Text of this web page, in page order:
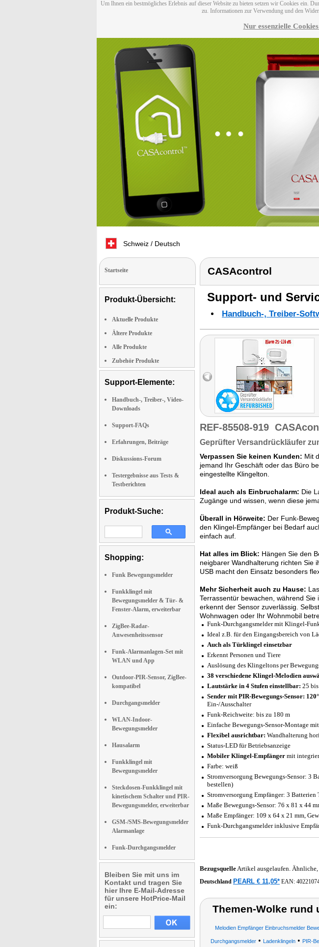
Um Ihnen ein bestmögliches Erlebnis auf dieser Website zu bieten setzen wir Cookies ein.
zu. Informationen zur Verwendung und den
Nur essenzielle
Schweiz / Deutsch
Startseite
Produkt-Übersicht:
Aktuelle Produkte
Ältere Produkte
Alle Produkte
Zubehör Produkte
Support-Elemente:
Handbuch-, Treiber-, Video-
Downloads
Support-FAQs
Erfahrungen, Beiträge
Diskussions-Forum
Testergebnisse aus Tests &
Testberichten
Produkt-Suche:
Shopping:
Funk Bewegungsmelder
Funkklingel mit
Bewegungsmelder & Tür- &
Fenster-Alarm, erweiterbar
ZigBee-Radar-
Anwesenheitssensor
Funk-Alarmanlagen-Set mit
WLAN und App
Outdoor-PIR-Sensor, ZigBee-
kompatibel
Durchgangsmelder
WLAN-Indoor-
Bewegungsmelder
Hausalarm
Funkklingel mit
Bewegungsmelder
Steckdosen-Funkklingel mit
kinetischem Schalter und PIR-
Bewegungsmelder, erweiterbar
GSM-/SMS-Bewegungsmelder
Alarmanlage
Funk-Durchgangsmelder
Bleiben Sie mit uns im
Kontakt und tragen Sie
hier Ihre E-Mail-Adresse
für unsere HotPrice-Mail
ein:
CASAcontrol
Support- und
Handbuch-, Treiber-
REF-85508-919
Geprüfter Versandrückläufer
Verpassen Sie keinen Kunden: Mit
jemand Ihr Geschäft oder das Büro
eingestellte Klingelton.
Ideal auch als Einbruchalarm: Die
Zugänge und wissen, wenn diese
Überall in Hörweite: Der Funk-
den Klingel-Empfänger bei Bedarf
einfach auf.
Hat alles im Blick: Hängen Sie den
neigbarer Wandhalterung richten Sie
USB macht den Einsatz besonders
Mehr Sicherheit auch zu Hause:
Terrassentür bewachen, während
erkennt der Sensor zuverlässig.
Wohnwagen oder Ihr Wohnmobil
Funk-Durchgangsmelder mit Klingel-
Ideal z.B. für den Eingangsbereich von
Auch als Türklingel einsetzbar
Erkennt Personen und Tiere
Auslösung des Klingeltons per
38 verschiedene Klingel-Melodien
Lautstärke in 4 Stufen einstellbar: 25
Sender mit PIR-Bewegungs-Sensor:
Ein-/Ausschalter
Funk-Reichweite: bis zu 180 m
Einfache Bewegungs-Sensor-Montage
Flexibel ausrichtbar: Wandhalterung
Status-LED für Betriebsanzeige
Mobiler Klingel-Empfänger mit
Farbe: weiß
Stromversorgung Bewegungs-Sensor: 3
bestellen)
Stromversorgung Empfänger: 3
Maße Bewegungs-Sensor: 76 x 81 x 44
Maße Empfänger: 109 x 64 x 21 mm,
Funk-Durchgangsmelder inklusive
Bezugsquelle Artikel ausgelaufen.
Deutschland PEARL € 11,05* EAN:
Themen-Wolke rund
Melodien Empfänger Einbruchsmelder
Durchgangsmelder • Ladenklingeln • PIR-